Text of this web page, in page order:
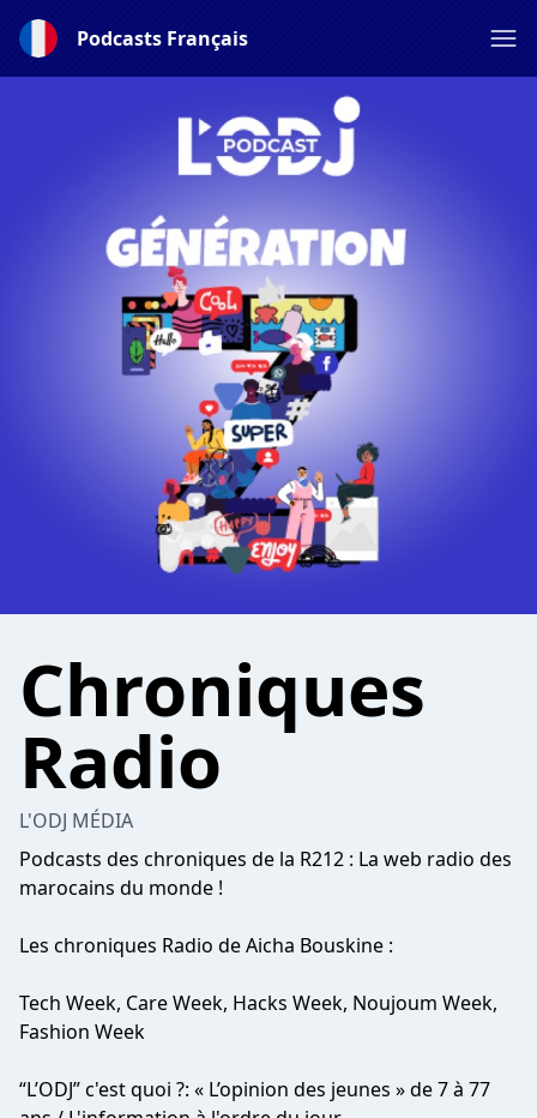
Podcasts Français
Chroniques
Radio
L'ODJ MÉDIA
Podcasts des chroniques de la R212 : La web radio des
marocains du monde !
Les chroniques Radio de Aicha Bouskine :
Tech Week, Care Week, Hacks Week, Noujoum Week,
Fashion Week
“L’ODJ” c'est quoi ?: « L’opinion des jeunes » de 7 à 77